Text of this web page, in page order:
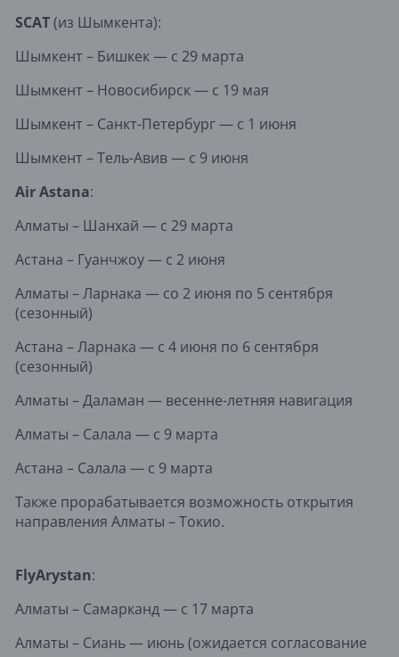
SCAT(из Шымкента):
Шымкент – Бишкек — с 29 марта
Шымкент – Новосибирск — с 19 мая
Шымкент – Санкт-Петербург — с 1 июня
Шымкент – Тель-Авив — с 9 июня
Air Astana:
Алматы – Шанхай — с 29 марта
Астана – Гуанчжоу — с 2 июня
Алматы – Ларнака — со 2 июня по 5 сентября
(сезонный)
Астана – Ларнака — с 4 июня по 6 сентября
(сезонный)
Алматы – Даламан — весенне-летняя навигация
Алматы – Салала — с 9 марта
Астана – Салала — с 9 марта
Также прорабатывается возможность открытия
направления Алматы – Токио.
FlyArystan:
Алматы – Самарканд — с 17 марта
Алматы – Сиань — июнь (ожидается согласование